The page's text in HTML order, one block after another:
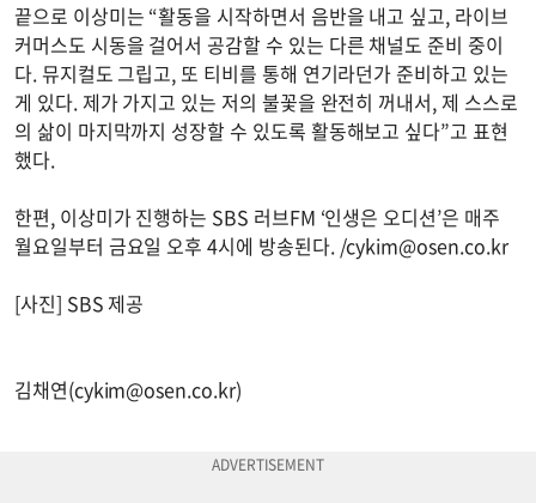
끝으로 이상미는 “활동을 시작하면서 음반을 내고 싶고, 라이브
커머스도 시동을 걸어서 공감할 수 있는 다른 채널도 준비 중이
다. 뮤지컬도 그립고, 또 티비를 통해 연기라던가 준비하고 있는
게 있다. 제가 가지고 있는 저의 불꽃을 완전히 꺼내서, 제 스스로
의 삶이 마지막까지 성장할 수 있도록 활동해보고 싶다”고 표현
했다.
한편, 이상미가 진행하는 SBS 러브FM ‘인생은 오디션’은 매주
월요일부터 금요일 오후 4시에 방송된다. /cykim@osen.co.kr
[사진] SBS 제공
김채연(cykim@osen.co.kr)